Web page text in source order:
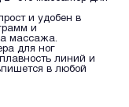
и удобен в
и
массажа.
для ног
линий и
в любой